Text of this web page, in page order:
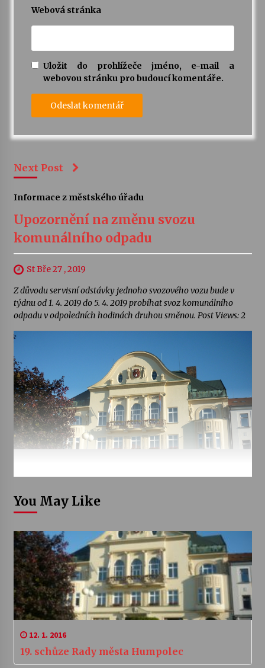
Webová stránka
Uložit do prohlížeče jméno, e-mail a
webovou stránku pro budoucí komentáře.
Next Post
Informace z městského úřadu
Upozornění na změnu svozu
komunálního odpadu
St Bře 27 , 2019
Z důvodu servisní odstávky jednoho svozového vozu bude v
týdnu od 1. 4. 2019 do 5. 4. 2019 probíhat svoz komunálního
odpadu v odpoledních hodinách druhou směnou. Post Views: 2
You May Like
12. 1. 2016
19. schůze Rady města Humpolec